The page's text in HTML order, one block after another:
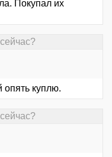
Покупал их
опять куплю.